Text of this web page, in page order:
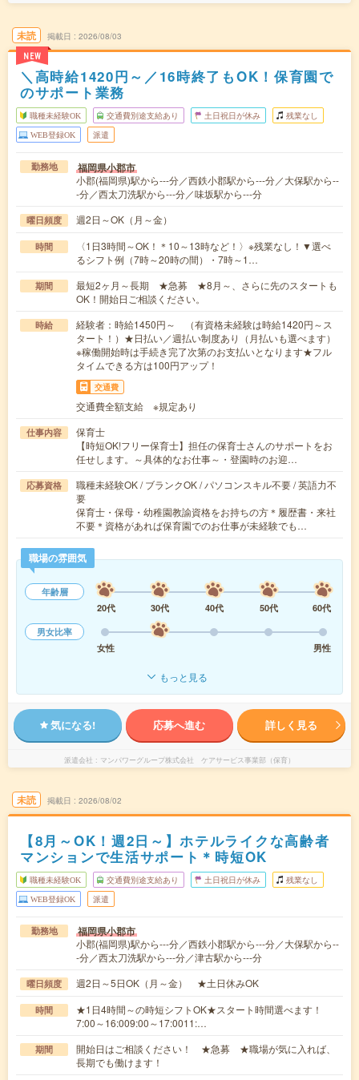
未読
NEW
掲載日 2026/08/03
＼高時給1420円～／16時終了もOK！保育園で
のサポート業務
職種未経験OK 交通費別途支給あり 土日祝日が休み 残業なし
WEB登録OK 派遣
勤務地 福岡県小郡市
小郡(福岡県)駅から---分／西鉄小郡駅から---分／大保駅から--
-分／西太刀洗駅から---分／味坂駅から---分
曜日頻度 週2日～OK（月～金）
時間
〈1日3時間～OK！＊10～13時など！〉※残業なし！▼選べ
るシフト例（7時～20時の間）・7時～1…
期間
最短2ヶ月～長期 ★急募 ★8月～、さらに先のスタートも
OK！開始日ご相談ください。
時給
経験者：時給1450円～ （有資格未経験は時給1420円～ス
タート！）★日払い／週払い制度あり（月払いも選べます）
※稼働開始時は手続き完了次第のお支払いとなります★フル
タイムできる方は100円アップ！
交通費
交通費全額支給 ※規定あり
仕事内容
保育士
【時短OK!フリー保育士】担任の保育士さんのサポートをお
任せします。～具体的なお仕事～・登園時のお迎…
応募資格
職種未経験OK / ブランクOK / パソコンスキル不要 / 英語力不
要
保育士・保母・幼稚園教諭資格をお持ちの方＊履歴書・来社
不要＊資格があれば保育園でのお仕事が未経験でも…
職場の雰囲気
年齢層
20代
30代 40代 50代
60代
男女比率
女性
男性
もっと見る
気になる! 応募へ進む 詳しく見る
派遣会社 マンパワーグループ株式会社 ケアサービス事業部（保育）
未読 掲載日 2026/08/02
【8月～OK！週2日～】ホテルライクな高齢者
マンションで生活サポート＊時短OK
職種未経験OK 交通費別途支給あり 土日祝日が休み 残業なし
WEB登録OK 派遣
勤務地 福岡県小郡市
小郡(福岡県)駅から---分／西鉄小郡駅から---分／大保駅から--
-分／西太刀洗駅から---分／津古駅から---分
曜日頻度 週2日～5日OK（月～金） ★土日休みOK
時間
★1日4時間～の時短シフトOK★スタート時間選べます！
7:00～16:009:00～17:0011:…
期間
開始日はご相談ください！ ★急募 ★職場が気に入れば、
長期でも働けます！